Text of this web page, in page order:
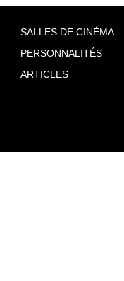
SALLES DE CINÉMA
PERSONNALITÉS
ARTICLES